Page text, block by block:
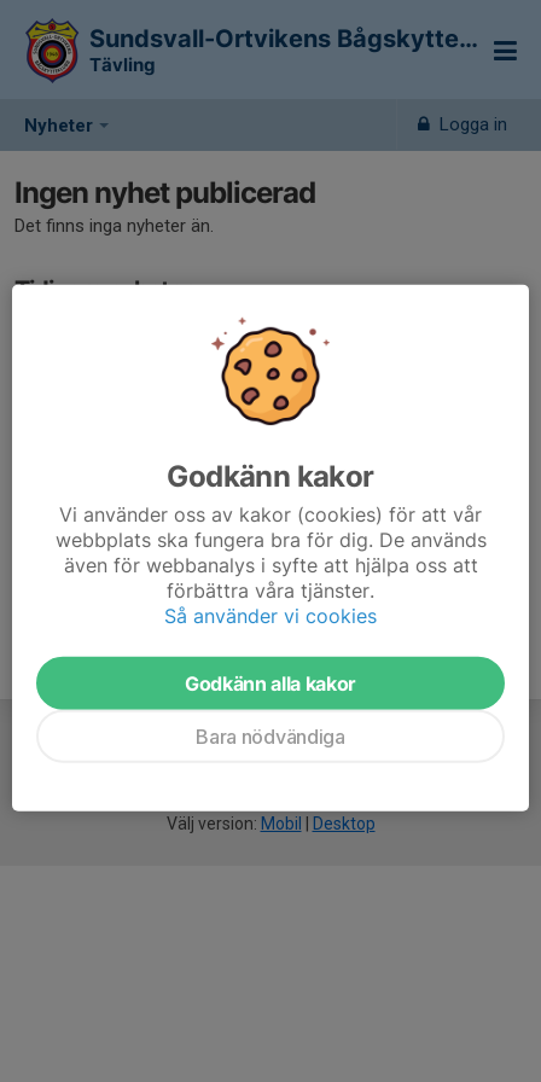
Nyheter Logga in
Sundsvall-Ortvikens Bågskytteklubb
Tävling
Ingen nyhet publicerad
Det finns inga nyheter än.
Tidigare nyheter
Det finns inga tidigare nyheter
Välj version: Mobil Desktop
Godkänn kakor
Vi använder oss av kakor (cookies) för att vår
webbplats ska fungera bra för dig. De används
även för webbanalys i syfte att hjälpa oss att
förbättra våra tjänster.
Så använder vi cookies
Godkänn alla kakor
Bara nödvändiga